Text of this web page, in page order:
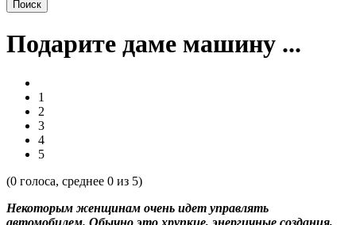
Подарите даме машину ...
1
2
3
4
5
(0 голоса, среднее 0 из 5)
Некоторым женщинам очень идет управлять
автомобилем. Обычно это хрупкие, энергичные создания,